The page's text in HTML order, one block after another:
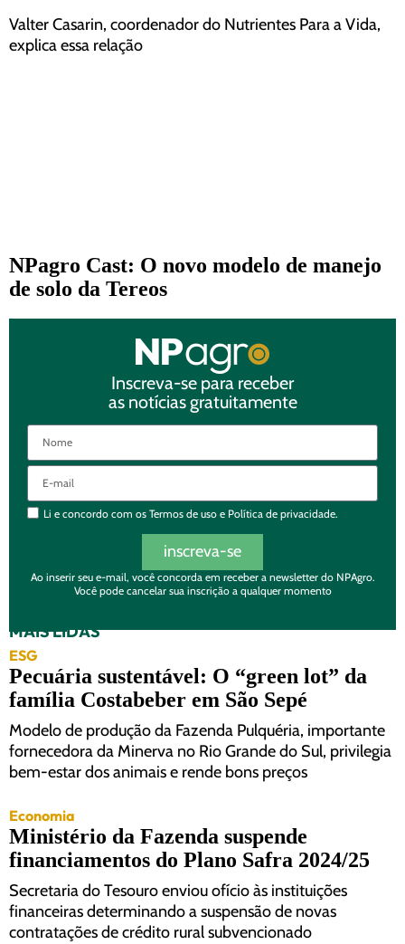
Valter Casarin, coordenador do Nutrientes Para a Vida,
explica essa relação
NPagro Cast: O novo modelo de manejo
de solo da Tereos
Inscreva-se para receber
as notícias gratuitamente
Li e concordo com os Termos de uso e Política de privacidade.
inscreva-se
Ao inserir seu e-mail, você concorda em receber a newsletter do NPAgro.
Você pode cancelar sua inscrição a qualquer momento
MAIS LIDAS
ESG
Pecuária sustentável: O “green lot” da
família Costabeber em São Sepé
Modelo de produção da Fazenda Pulquéria, importante
fornecedora da Minerva no Rio Grande do Sul, privilegia
bem-estar dos animais e rende bons preços
Economia
Ministério da Fazenda suspende
financiamentos do Plano Safra 2024/25
Secretaria do Tesouro enviou ofício às instituições
financeiras determinando a suspensão de novas
contratações de crédito rural subvencionado